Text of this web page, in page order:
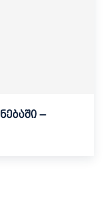
–